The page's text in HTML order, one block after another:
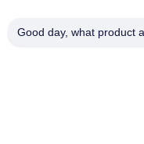
construction de
Good day, what product